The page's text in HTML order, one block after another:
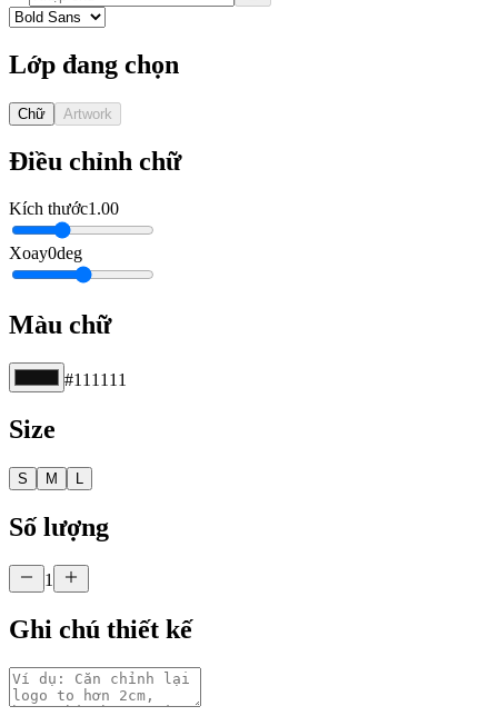
Lớp đang chọn
Chữ Artwork
Điều chỉnh chữ
Kích thước1.00
Xoay0deg
Màu chữ
#111111
Size
S M L
Số lượng
1
Ghi chú thiết kế